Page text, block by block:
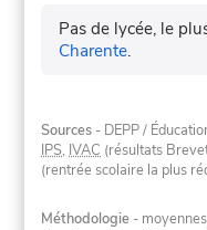
Pas de lycée, le
Charente.
Sources - DEPP /
IPS, IVAC (résultats
(rentrée scolaire la plus
Méthodologie -